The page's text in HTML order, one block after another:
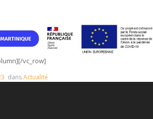
vc_row]
dansActualité